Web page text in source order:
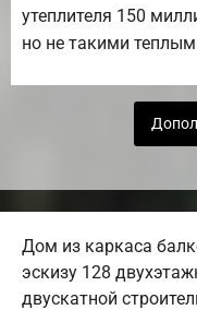
утеплителя 150
но не такими
Дом из каркаса
эскизу 128
двускатной